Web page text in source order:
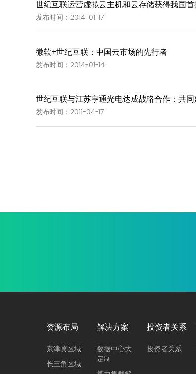
世纪互联运营虚拟云主机和云存储获得我国
发布时间：2014-01-17
微软+世纪互联：中国云市场的先行者
发布时间：2014-01-14
世纪互联与江苏亨通光电达成战略合作：共
发布时间：2011-04-17
资源布局
京津冀区域
长三角区域
解决方案
数据中心大
定制
投资者关系
投资者关系